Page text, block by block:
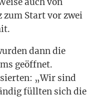
zum Start vor zwei
dann die
geöff­net.
„Wir sind
füll­ten sich die